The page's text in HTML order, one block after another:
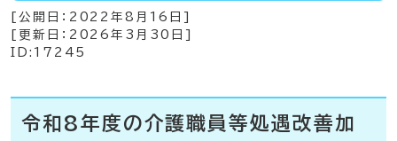
[公開日： 2022年8月16日
[更新日： 2026年3月30日
ID:17245
令和8年度の介護職員等処遇改善加